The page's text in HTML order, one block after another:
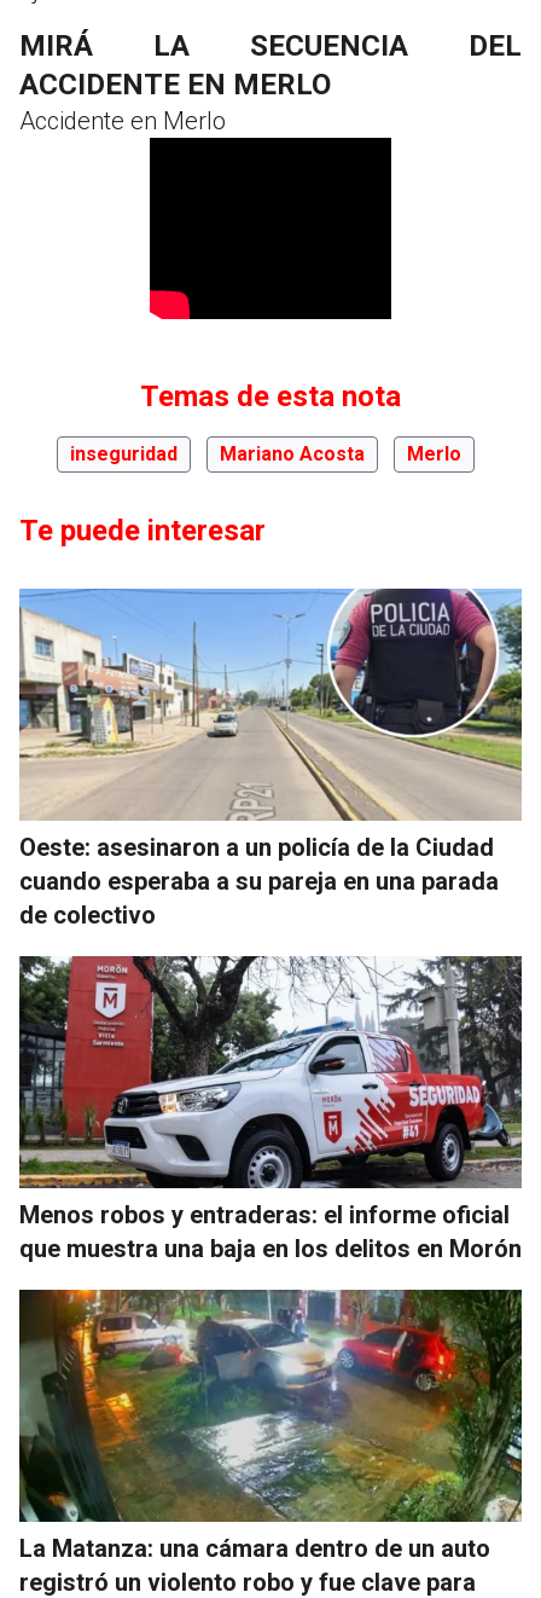
MIRÁ LA SECUENCIA DEL
ACCIDENTE EN MERLO
Accidente en Merlo
Temas de esta nota
inseguridad Mariano Acosta Merlo
Te puede interesar
Oeste: asesinaron a un policía de la Ciudad
cuando esperaba a su pareja en una parada
de colectivo
Menos robos y entraderas: el informe oficial
que muestra una baja en los delitos en Morón
La Matanza: una cámara dentro de un auto
registró un violento robo y fue clave para